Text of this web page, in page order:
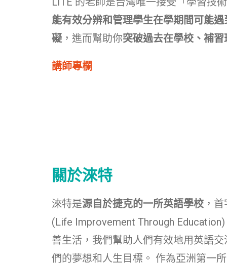
能有效分辨和管理學生在學期間可能
礙，進而幫助你突破過去在學校、補
講師專欄
關於淶特
淶特是源自於捷克的一所英語學校 ，
(Life Improvement Through
善生活，我們幫助人們有效地用英語
們的夢想和人生目標。 作為亞洲第一